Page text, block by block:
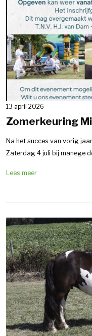
13 april 2026
Zomerkeuring
Na het succes van vorig
Zaterdag 4 juli bij manege
Lees meer